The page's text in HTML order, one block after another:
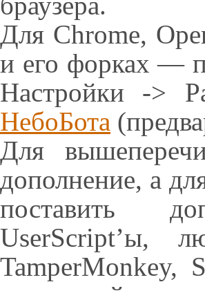
Для Chrome,
и его форках —
Настройки ->
НебоБота
Для
дополнение, а
поставить
UserScript’ы,
TamperMonkey,